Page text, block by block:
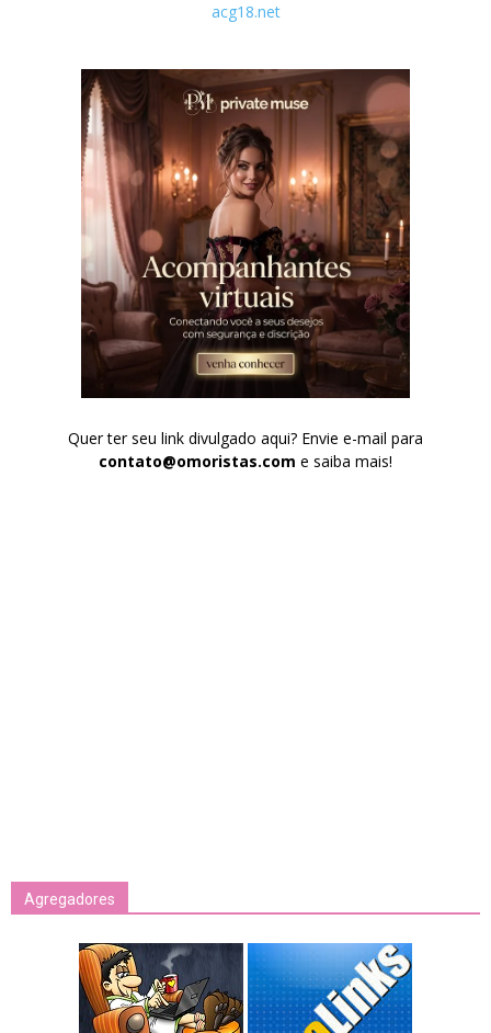
acg18.net
Quer ter seu link divulgado aqui? Envie e-mail para
contato@omoristas.com e saiba mais!
Agregadores